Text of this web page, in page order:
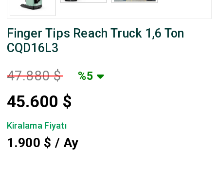
Finger Tips Reach Truck 1,6 Ton
CQD16L3
47.880 $ %5
45.600 $
Kiralama Fiyatı
1.900 $ / Ay